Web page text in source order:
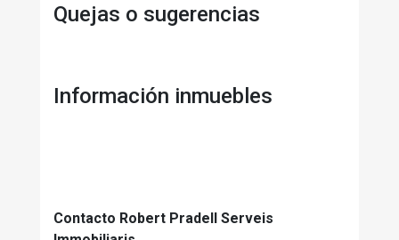
Quejas o sugerencias
Información inmuebles
Contacto Robert Pradell Serveis